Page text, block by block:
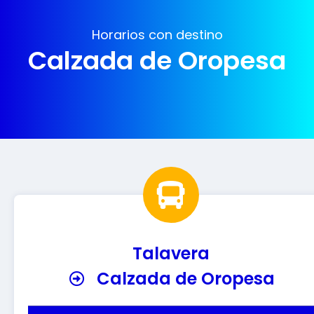
Horarios con destino
Calzada de Oropesa
Talavera
Calzada de Oropesa